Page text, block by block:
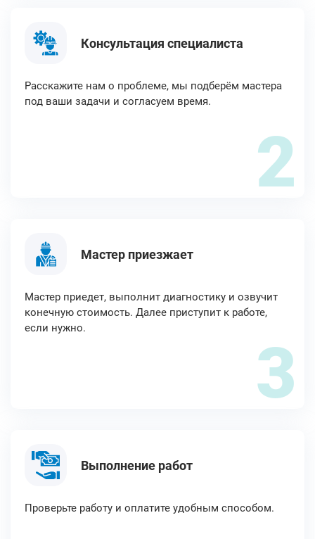
Консультация специалиста
Расскажите нам о проблеме, мы подберём мастера
под ваши задачи и согласуем время.
2
Мастер приезжает
Мастер приедет, выполнит диагностику и озвучит
конечную стоимость. Далее приступит к работе,
если нужно.
3
Выполнение работ
Проверьте работу и оплатите удобным способом.